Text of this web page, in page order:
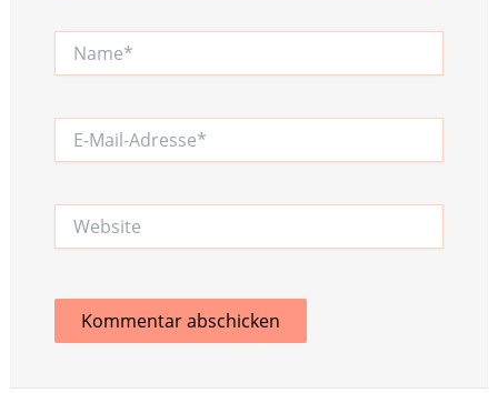
Mail-
Website